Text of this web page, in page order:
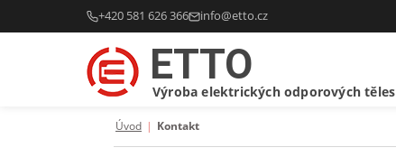
Úvod | Kontakt
+420 581 626 366 info@etto.cz
ETTO
Výroba elektrických odporových těles